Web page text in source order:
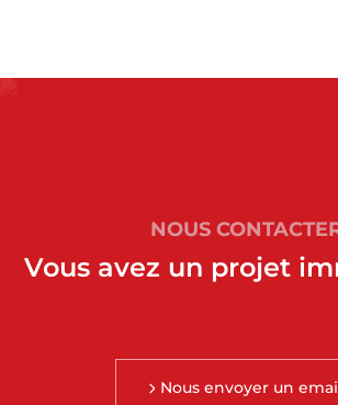
NOUS
Vous avez un projet
Nous envoyer un